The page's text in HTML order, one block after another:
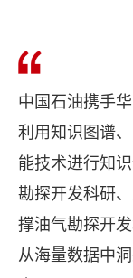
中国石油携手
利用知识图谱
能技术进行知
勘探开发科研
撑油气勘探开
从海量数据中